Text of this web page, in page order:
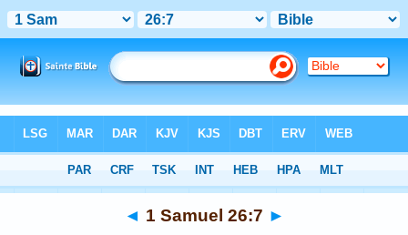
> 1 Samuel 26:7
◄ 1 Samuel 26:7 ►